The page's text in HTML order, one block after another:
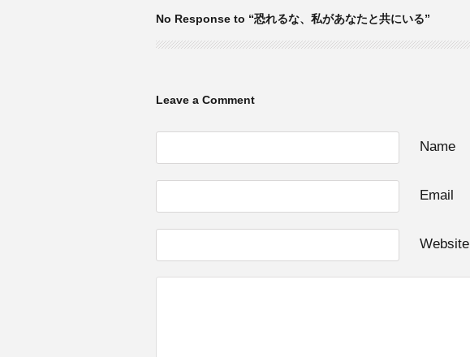
No Response to “恐れるな、私があなたと共にいる”
Leave a Comment
Name
Email
Website